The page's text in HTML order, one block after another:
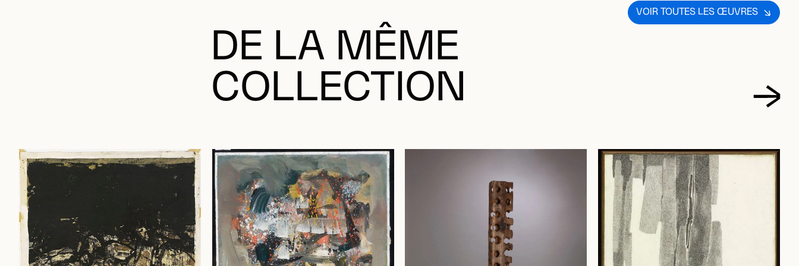
VOIR TOUTES LES ŒUVRES
DE LA MÊME
COLLECTION